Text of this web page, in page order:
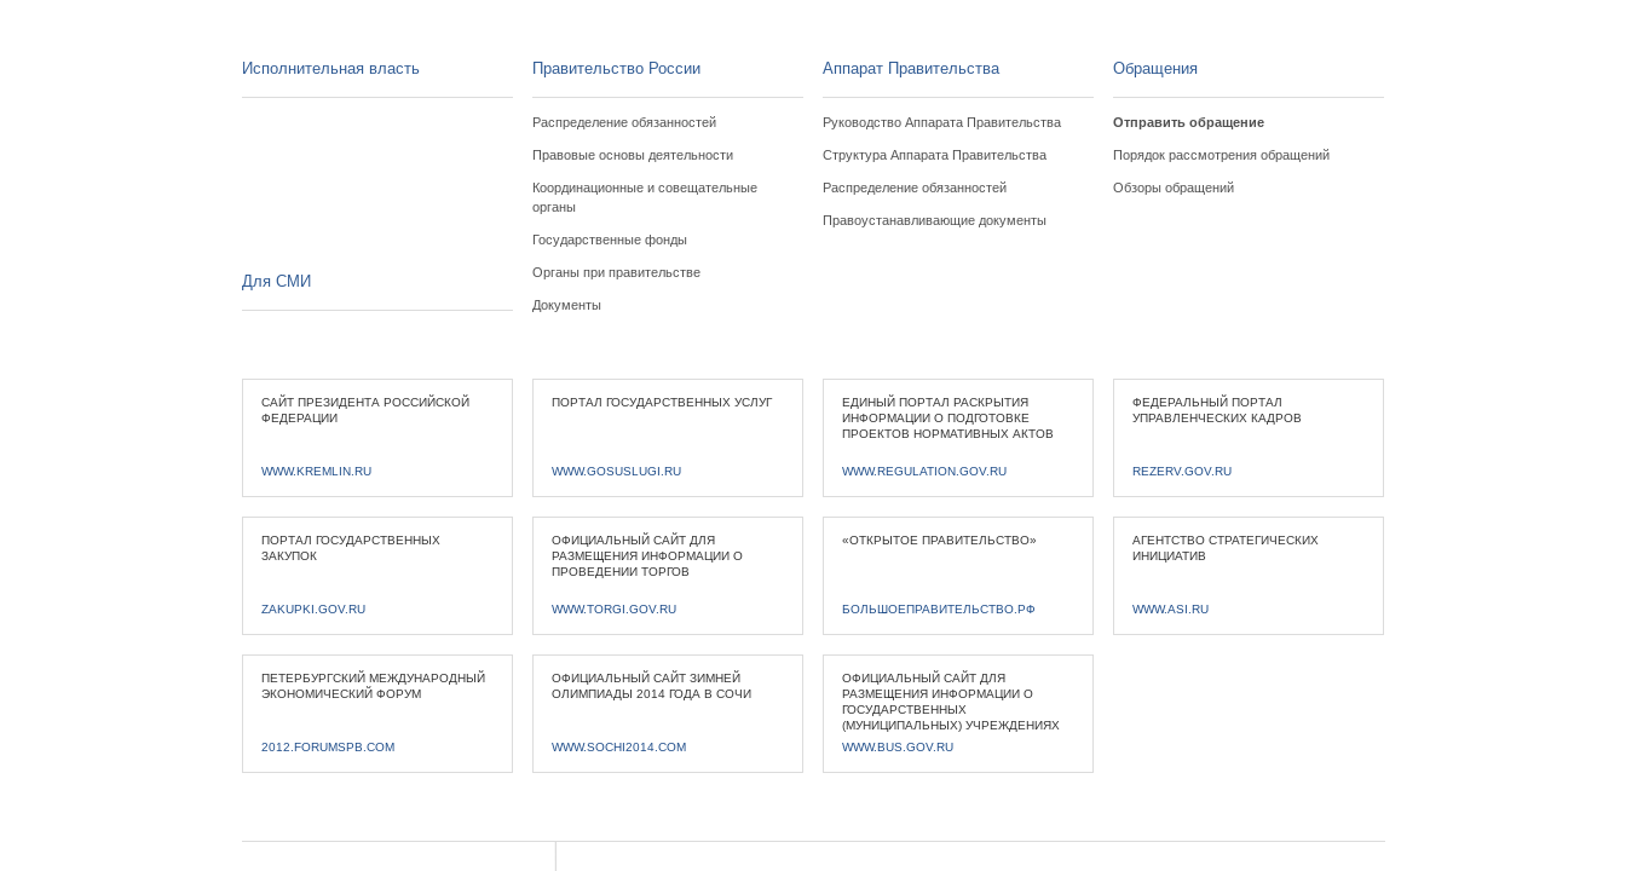
Исполнительная власть Правительство России
Распределение обязанностей
Правовые основы деятельности
Координационные и совещательные
органы
Государственные фонды
Органы при правительстве
Документы
Аппарат Правительства
Руководство Аппарата Правительства
Структура Аппарата Правительства
Распределение обязанностей
Правоустанавливающие документы
Обращения
Отправить обращение
Порядок рассмотрения обращений
Обзоры обращений
Для СМИ
САЙТ ПРЕЗИДЕНТА РОССИЙСКОЙ
ФЕДЕРАЦИИ
WWW.KREMLIN.RU
ПОРТАЛ ГОСУДАРСТВЕННЫХ УСЛУГ
WWW.GOSUSLUGI.RU
ЕДИНЫЙ ПОРТАЛ РАСКРЫТИЯ
ИНФОРМАЦИИ О ПОДГОТОВКЕ
ПРОЕКТОВ НОРМАТИВНЫХ АКТОВ
WWW.REGULATION.GOV.RU
ФЕДЕРАЛЬНЫЙ ПОРТАЛ
УПРАВЛЕНЧЕСКИХ КАДРОВ
REZERV.GOV.RU
ПОРТАЛ ГОСУДАРСТВЕННЫХ
ЗАКУПОК
ZAKUPKI.GOV.RU
ОФИЦИАЛЬНЫЙ САЙТ ДЛЯ
РАЗМЕЩЕНИЯ ИНФОРМАЦИИ О
ПРОВЕДЕНИИ ТОРГОВ
WWW.TORGI.GOV.RU
«ОТКРЫТОЕ ПРАВИТЕЛЬСТВО»
БОЛЬШОЕПРАВИТЕЛЬСТВО.РФ
АГЕНТСТВО СТРАТЕГИЧЕСКИХ
ИНИЦИАТИВ
WWW.ASI.RU
ПЕТЕРБУРГСКИЙ МЕЖДУНАРОДНЫЙ
ЭКОНОМИЧЕСКИЙ ФОРУМ
2012.FORUMSPB.COM
ОФИЦИАЛЬНЫЙ САЙТ ЗИМНЕЙ
ОЛИМПИАДЫ 2014 ГОДА В СОЧИ
WWW.SOCHI2014.COM
ОФИЦИАЛЬНЫЙ САЙТ ДЛЯ
РАЗМЕЩЕНИЯ ИНФОРМАЦИИ О
ГОСУДАРСТВЕННЫХ
(МУНИЦИПАЛЬНЫХ) УЧРЕЖДЕНИЯХ
WWW.BUS.GOV.RU